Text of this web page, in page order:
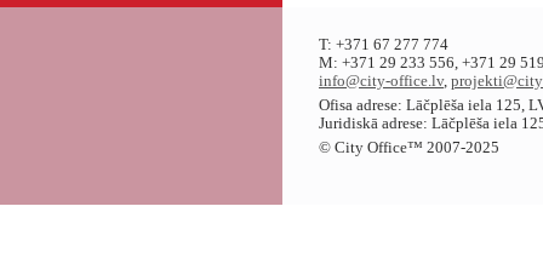
T: +371 67 277 774
M: +371 29 233 556, +371 29
info@city-office.lv,
Ofisa adrese: Lāčplēša iela 125,
Juridiskā adrese: Lāčplēša iela
© City Office™ 2007-2025